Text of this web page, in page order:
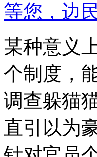
等您，边
某种意义
个制度，
调查躲猫
直引以为